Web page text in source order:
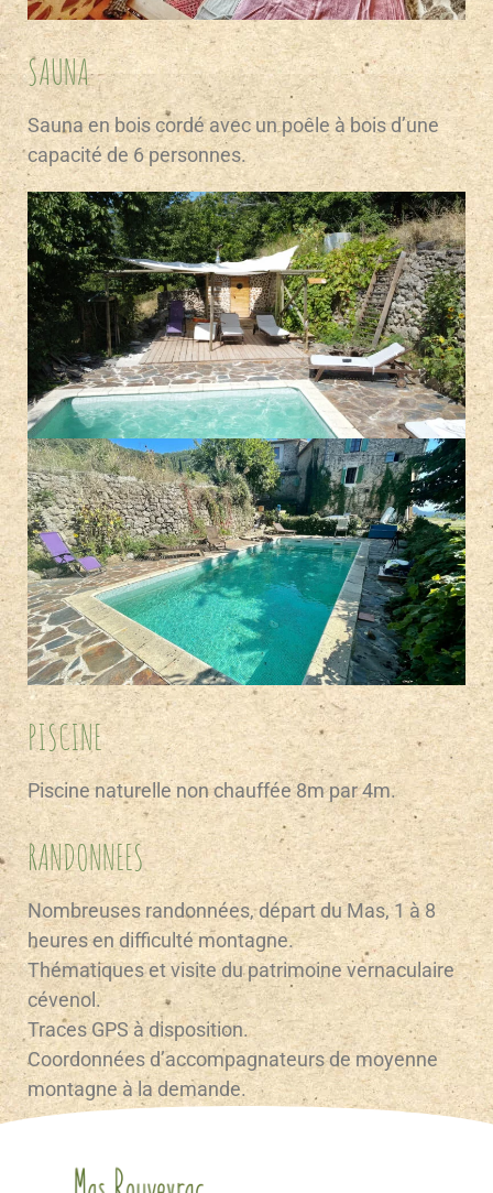
SAUNA
Sauna en bois cordé avec un poêle à bois d’une
capacité de 6 personnes.
PISCINE
Piscine naturelle non chauffée 8m par 4m.
RANDONNEES
Nombreuses randonnées, départ du Mas, 1 à 8
heures en difficulté montagne.
Thématiques et visite du patrimoine vernaculaire
cévenol.
Traces GPS à disposition.
Coordonnées d’accompagnateurs de moyenne
montagne à la demande.